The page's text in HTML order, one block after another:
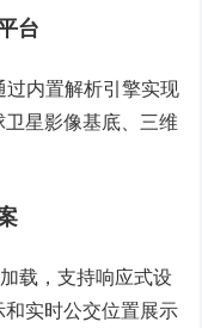
台
过内置解析引擎实现
星影像基底、三维
载，支持响应式设
实时公交位置展示